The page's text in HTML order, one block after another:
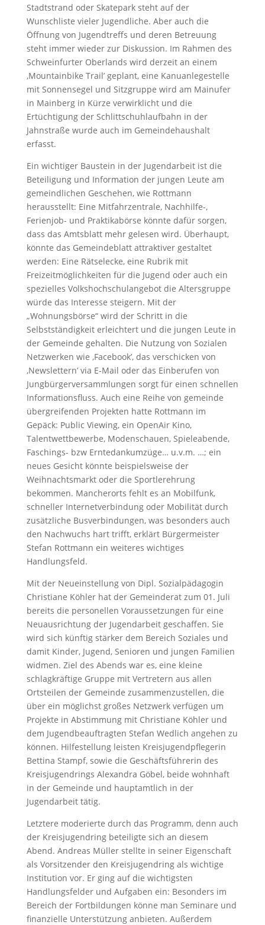
Stadtstrand oder Skatepark steht auf der
Wunschliste vieler Jugendliche. Aber auch die
Öffnung von Jugendtreffs und deren Betreuung
steht immer wieder zur Diskussion. Im Rahmen des
Schweinfurter Oberlands wird derzeit an einem
‚Mountainbike Trail’ geplant, eine Kanuanlegestelle
mit Sonnensegel und Sitzgruppe wird am Mainufer
in Mainberg in Kürze verwirklicht und die
Ertüchtigung der Schlittschuhlaufbahn in der
Jahnstraße wurde auch im Gemeindehaushalt
erfasst.
Ein wichtiger Baustein in der Jugendarbeit ist die
Beteiligung und Information der jungen Leute am
gemeindlichen Geschehen, wie Rottmann
herausstellt: Eine Mitfahrzentrale, Nachhilfe-,
Ferienjob- und Praktikabörse könnte dafür sorgen,
dass das Amtsblatt mehr gelesen wird. Überhaupt,
könnte das Gemeindeblatt attraktiver gestaltet
werden: Eine Rätselecke, eine Rubrik mit
Freizeitmöglichkeiten für die Jugend oder auch ein
spezielles Volkshochschulangebot die Altersgruppe
würde das Interesse steigern. Mit der
„Wohnungsbörse“ wird der Schritt in die
Selbstständigkeit erleichtert und die jungen Leute in
der Gemeinde gehalten. Die Nutzung von Sozialen
Netzwerken wie ‚Facebook’, das verschicken von
‚Newslettern’ via E-Mail oder das Einberufen von
Jungbürgerversammlungen sorgt für einen schnellen
Informationsfluss. Auch eine Reihe von gemeinde
übergreifenden Projekten hatte Rottmann im
Gepäck: Public Viewing, ein OpenAir Kino,
Talentwettbewerbe, Modenschauen, Spieleabende,
Faschings- bzw Erntedankumzüge… u.v.m. …; ein
neues Gesicht könnte beispielsweise der
Weihnachtsmarkt oder die Sportlerehrung
bekommen. Mancherorts fehlt es an Mobilfunk,
schneller Internetverbindung oder Mobilität durch
zusätzliche Busverbindungen, was besonders auch
den Nachwuchs hart trifft, erklärt Bürgermeister
Stefan Rottmann ein weiteres wichtiges
Handlungsfeld.
Mit der Neueinstellung von Dipl. Sozialpädagogin
Christiane Köhler hat der Gemeinderat zum 01. Juli
bereits die personellen Voraussetzungen für eine
Neuausrichtung der Jugendarbeit geschaffen. Sie
wird sich künftig stärker dem Bereich Soziales und
damit Kinder, Jugend, Senioren und jungen Familien
widmen. Ziel des Abends war es, eine kleine
schlagkräftige Gruppe mit Vertretern aus allen
Ortsteilen der Gemeinde zusammenzustellen, die
über ein möglichst großes Netzwerk verfügen um
Projekte in Abstimmung mit Christiane Köhler und
dem Jugendbeauftragten Stefan Wedlich angehen zu
können. Hilfestellung leisten Kreisjugendpflegerin
Bettina Stampf, sowie die Geschäftsführerin des
Kreisjugendrings Alexandra Göbel, beide wohnhaft
in der Gemeinde und hauptamtlich in der
Jugendarbeit tätig.
Letztere moderierte durch das Programm, denn auch
der Kreisjugendring beteiligte sich an diesem
Abend. Andreas Müller stellte in seiner Eigenschaft
als Vorsitzender den Kreisjugendring als wichtige
Institution vor. Er ging auf die wichtigsten
Handlungsfelder und Aufgaben ein: Besonders im
Bereich der Fortbildungen könne man Seminare und
finanzielle Unterstützung anbieten. Außerdem